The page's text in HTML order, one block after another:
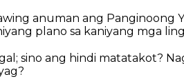
anuman ang Panginoong
plano sa kaniyang mga
sino ang hindi matatakot?